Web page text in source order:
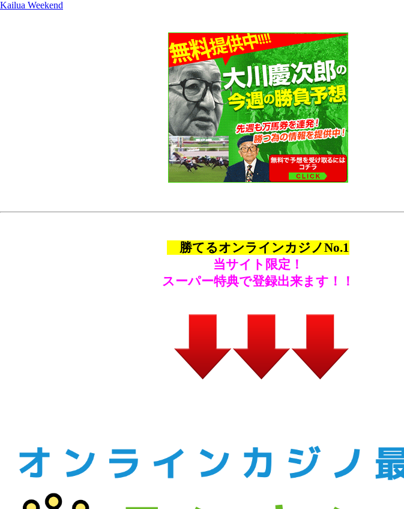
Kailua Weekend
勝てるオンラインカジノNo.1
当サイト限定！
スーパー特典で登録出来ます！！